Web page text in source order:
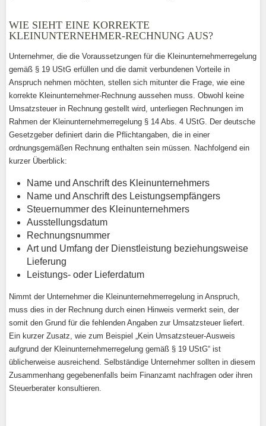
WIE SIEHT EINE KORREKTE
KLEINUNTERNEHMER-RECHNUNG AUS?
Unternehmer, die die Voraussetzungen für die Kleinunternehmerregelung
gemäß § 19 UStG erfüllen und die damit verbundenen Vorteile in
Anspruch nehmen möchten, stellen sich mitunter die Frage, wie eine
korrekte Kleinunternehmer-Rechnung aussehen muss. Obwohl keine
Umsatzsteuer in Rechnung gestellt wird, unterliegen Rechnungen im
Rahmen der Kleinunternehmerregelung § 14 Abs. 4 UStG. Der deutsche
Gesetzgeber definiert darin die Pflichtangaben, die in einer
ordnungsgemäßen Rechnung enthalten sein müssen. Nachfolgend ein
kurzer Überblick:
Name und Anschrift des Kleinunternehmers
Name und Anschrift des Leistungsempfängers
Steuernummer des Kleinunternehmers
Ausstellungsdatum
Rechnungsnummer
Art und Umfang der Dienstleistung beziehungsweise
Lieferung
Leistungs- oder Lieferdatum
Nimmt der Unternehmer die Kleinunternehmerregelung in Anspruch,
muss dies in der Rechnung durch einen Hinweis vermerkt sein, der
somit den Grund für die fehlenden Angaben zur Umsatzsteuer liefert.
Ein kurzer Zusatz, wie zum Beispiel „Kein Umsatzsteuer-Ausweis
aufgrund der Kleinunternehmerregelung gemäß § 19 UStG“ ist
üblicherweise ausreichend. Selbständige Unternehmer sollten in diesem
Zusammenhang gegebenenfalls beim Finanzamt nachfragen oder ihren
Steuerberater konsultieren.